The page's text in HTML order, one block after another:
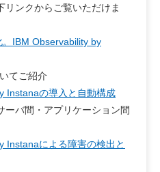
リンクからご覧いただけま
IBM Observability by
てご紹介
Instanaの導入と自動構成
バ間・アプリケーション間
Instanaによる障害の検出と